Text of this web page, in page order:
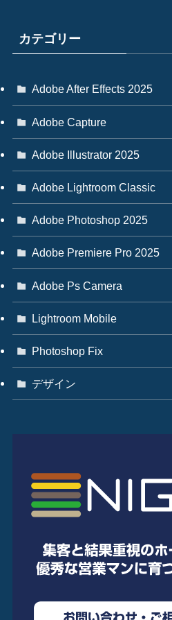
カテゴリー
Adobe After Effects 2025
Adobe Capture
Adobe Illustrator 2025
Adobe Lightroom Classic
Adobe Photoshop 2025
Adobe Premiere Pro 2025
Adobe Ps Camera
Lightroom Mobile
Photoshop Fix
デザイン